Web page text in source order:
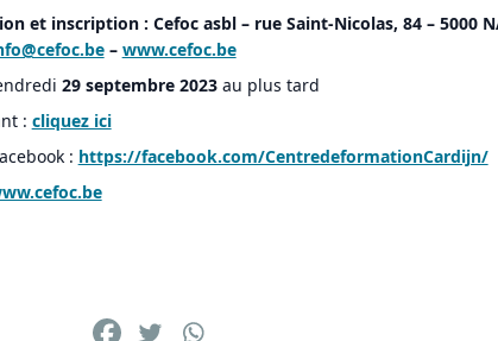
et inscription : Cefoc asbl – rue Saint-Nicolas, 84 – 5000
– www.cefoc.be
29 septembre 2023au plus tard
: cliquez ici
: https://facebook.com/CentredeformationCardijn/